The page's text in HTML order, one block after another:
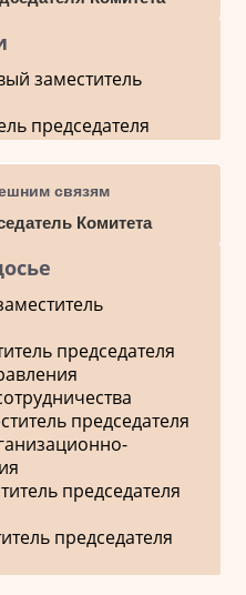
заместитель
председателя
связям
Комитета
председателя
председателя
председателя
председателя